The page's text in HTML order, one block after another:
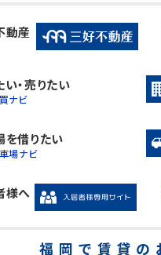
動産
い・売りたい
ナビ
を借りたい
場ナビ
様へ